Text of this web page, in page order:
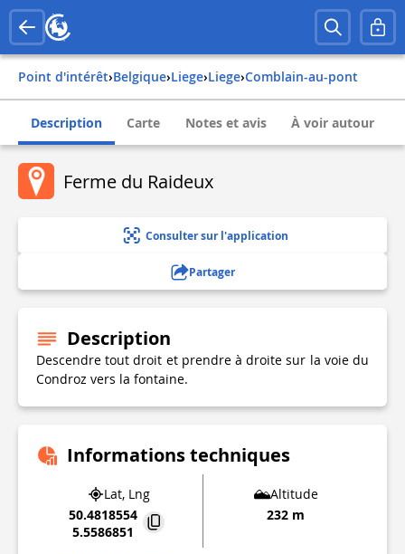
Point d'intérêt› belgique› liege› liege› comblain-au-pont
Description Carte Notes et avis À voir autour
Ferme du Raideux
Consulter sur l'application
Partager
Description
Descendre tout droit et prendre à droite sur la voie du
Condroz vers la fontaine.
Informations techniques
Lat, Lng
50.4818554
5.5586851
Altitude
232 m